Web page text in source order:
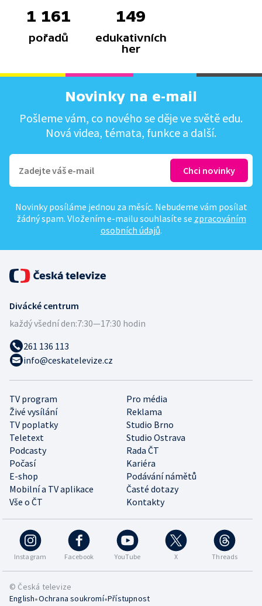
1 161
pořadů
149
edukativních
her
Novinky na e-mail
Pošleme vám, co nového se děje ve světě edu.
Nová videa, témata, funkce a další.
Novinky posíláme jednou za měsíc. Nebudeme vám posílat
žádný spam. Vložením e-mailu souhlasíte se zpracováním
osobních údajů.